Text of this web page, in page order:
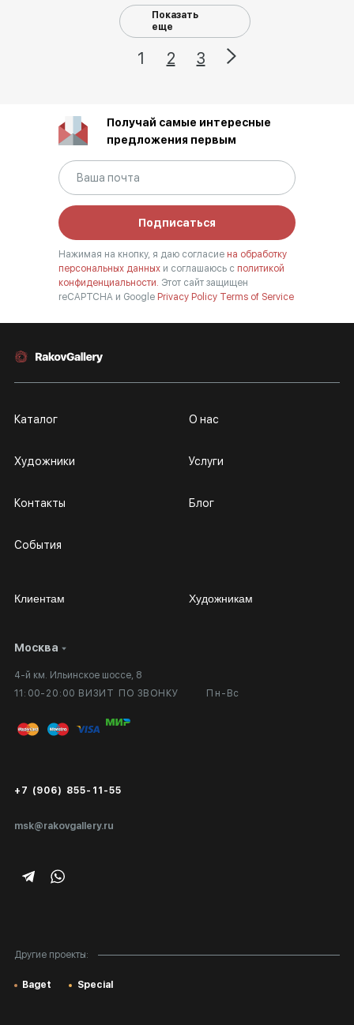
Показать
еще
1 2 3
Получай самые интересные
предложения первым
Подписаться
Нажимая на кнопку, я даю согласие на обработку
персональных данных и соглашаюсь с политикой
конфиденциальности. Этот сайт защищен
reCAPTCHA и Google Privacy Policy Terms of Service
Москва
4-й км. Ильинское шоссе, 8
11:00-20:00 ВИЗИТ ПО ЗВОНКУ
Пн-Вс
msk@rakovgallery.ru
+7 (906) 855-11-55
Каталог
Художники
Контакты
События
О нас
Услуги
Блог
Другие проекты:
Baget Special
Клиентам
Личный кабинет
Вопросы и ответы
Публичная оферта
Экспертиза/Вывоз за границу
Подарочные сертификаты
Художникам
Сотрудничество
Выставка в галерее